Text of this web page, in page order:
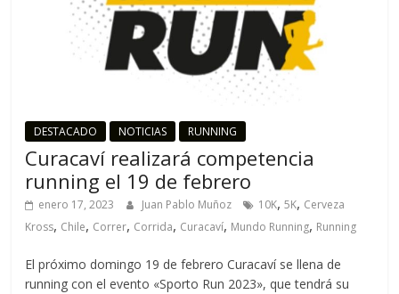
DESTACADO NOTICIAS RUNNING
Curacaví realizará competencia
running el 19 de febrero
enero 17, 2023 Juan Pablo Muñoz 10K,5K, Cerveza
Kross, Chile, Correr, Corrida, Curacaví, Mundo Running, Running
El próximo domingo 19 de febrero Curacaví se llena de
running con el evento «Sporto Run 2023», que tendrá su